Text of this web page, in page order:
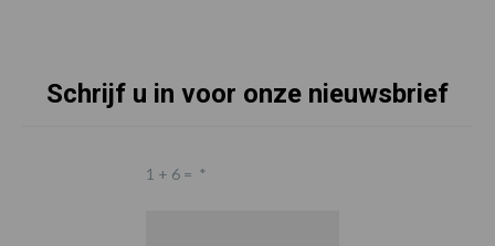
Schrijf u in voor onze nieuwsbrief
1 + 6 = *